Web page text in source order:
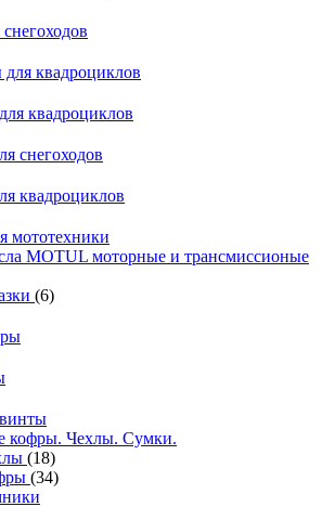
квадроциклов
квадроциклов
снегоходов
квадроциклов
мототехники
MOTUL моторные и трансмиссионые
(6)
кофры. Чехлы. Сумки.
(18)
(34)